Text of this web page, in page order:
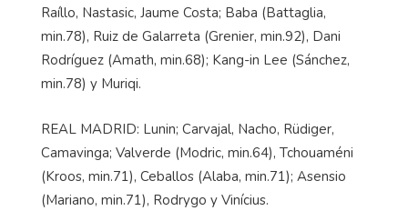
Raíllo, Nastasic, Jaume Costa; Baba (Battaglia,
min.78), Ruiz de Galarreta (Grenier, min.92), Dani
Rodríguez (Amath, min.68); Kang-in Lee (Sánchez,
min.78) y Muriqi.
REAL MADRID: Lunin; Carvajal, Nacho, Rüdiger,
Camavinga; Valverde (Modric, min.64), Tchouaméni
(Kroos, min.71), Ceballos (Alaba, min.71); Asensio
(Mariano, min.71), Rodrygo y Vinícius.